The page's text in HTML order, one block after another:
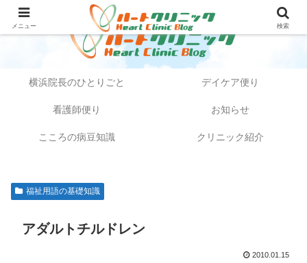
横浜院長のひとりごと デイケア便り
看護師便り お知らせ
こころの病豆知識 クリニック紹介
福祉用語の基礎知識
アダルトチルドレン
2010.01.15
メニュー 検索